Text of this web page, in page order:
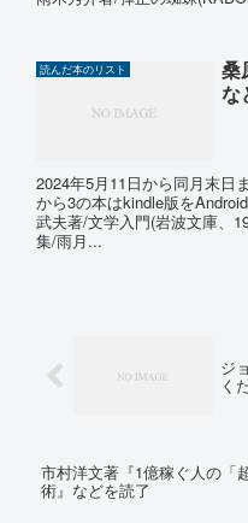
読んだ本のリスト
桑
な
2024年5月11日から同月末日
から3の本はkindle版を
武夫著/文学入門(岩波文庫、
集/雨月...
ジ
く
市村洋文著『1億稼ぐ人の「
術』などを読了